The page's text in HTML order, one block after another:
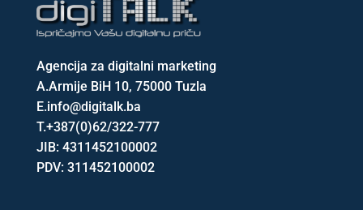
Agencija za digitalni marketing
A.Armije BiH 10, 75000 Tuzla
E.info@digitalk.ba
T.+387(0)62/322-777
JIB: 4311452100002
PDV: 311452100002